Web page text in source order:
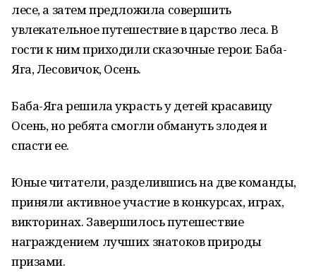
лесе, а затем предложила совершить
увлекательное путешествие в царство леса. В
гости к ним приходили сказочные герои: Баба-
Яга, Лесовичок, Осень.
Баба-Яга решила украсть у детей красавицу
Осень, но ребята смогли обмануть злодея и
спасти ее.
Юные читатели, разделившись на две команды,
приняли активное участие в конкурсах, играх,
викторинах. Завершилось путешествие
награждением лучших знатоков природы
призами.